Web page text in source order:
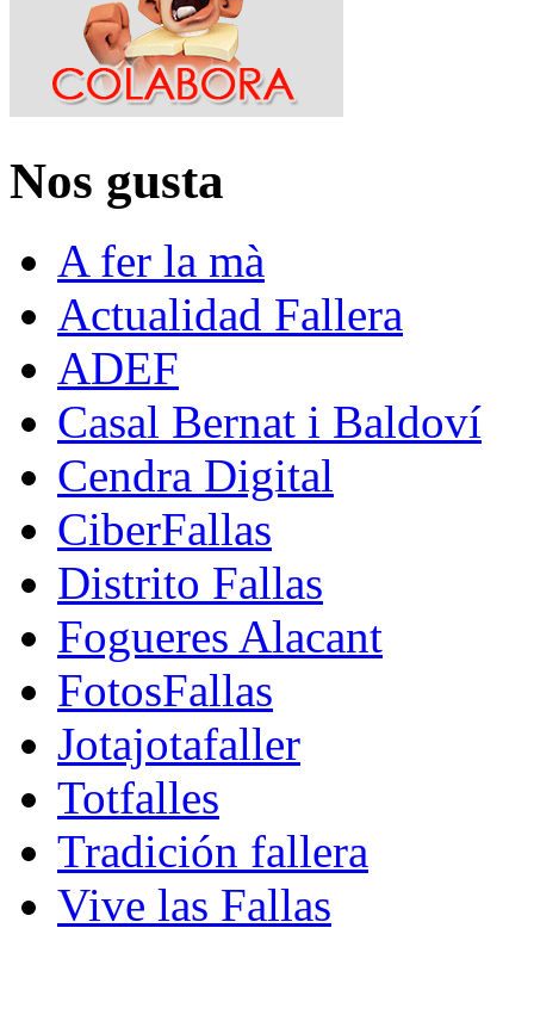
Nos gusta
A fer la mà
Actualidad Fallera
ADEF
Casal Bernat i Baldoví
Cendra Digital
CiberFallas
Distrito Fallas
Fogueres Alacant
FotosFallas
Jotajotafaller
Totfalles
Tradición fallera
Vive las Fallas